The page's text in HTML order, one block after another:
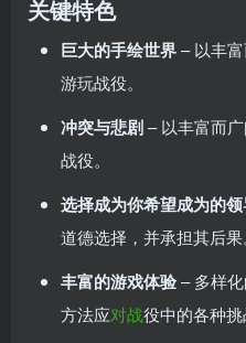
关键特色
巨大的手绘世界– 以丰
游玩战役。
冲突与悲剧– 以丰富而
战役。
选择成为你希望成为的
道德选择，并承担其后果
丰富的游戏体验– 多样化
方法应对战役中的各种挑